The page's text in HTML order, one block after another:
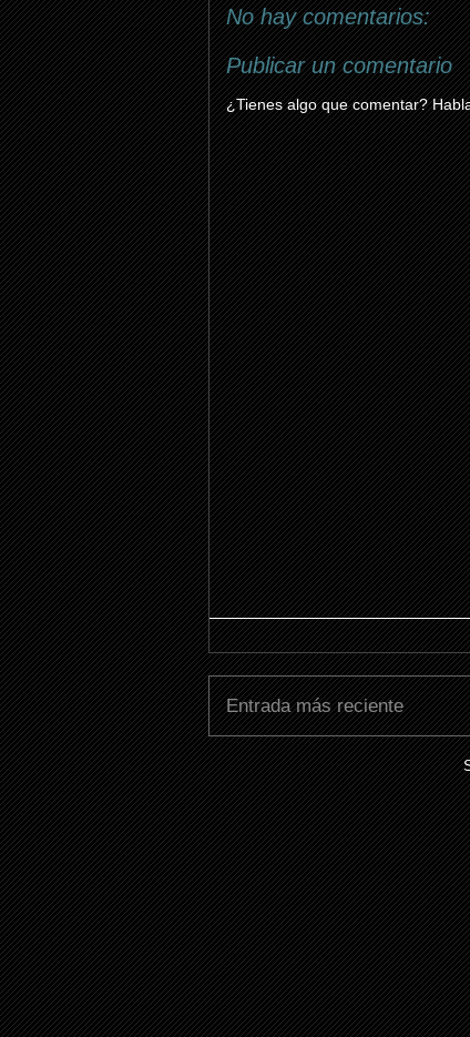
No hay comentarios:
Publicar un comentario
¿Tienes algo que comentar?
Entrada más reciente